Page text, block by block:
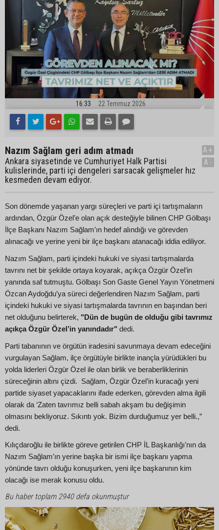
16:33 22 Temmuz 2026
Nazım Sağlam geri adım atmadı
Ankara siyasetinde ve Cumhuriyet Halk Partisi
kulislerinde, parti içi dengeleri sarsacak gelişmeler hız
kesmeden devam ediyor.
A+
A-
Son dönemde yaşanan yargı süreçleri ve parti içi tartışmaların
ardından, Özgür Özel’e olan açık desteğiyle bilinen CHP Gölbaşı
İlçe Başkanı Nazım Sağlam’ın hedef alındığı ve görevden
alınacağı ve yerine yeni bir ilçe başkanı atanacağı iddia ediliyor.
Nazım Sağlam, parti içindeki hukuki ve siyasi tartışmalarda
tavrını net bir şekilde ortaya koyarak, açıkça Özgür Özel’in
yanında saf tutmuştu. Gölbaşı Son Gaste Genel Yayın Yönetmeni
Özcan Aydoğdu’ya süreci değerlendiren Nazım Sağlam, parti
içindeki hukuki ve siyasi tartışmalarda tavrının en başından beri
net olduğunu belirterek, "Dün de bugün de olduğu gibi tavrımız
açıkça Özgür Özel’in yanındadır" dedi.
Parti tabanının ve örgütün iradesini savunmaya devam edeceğini
vurgulayan Sağlam, ilçe örgütüyle birlikte inançla yürüdükleri bu
yolda liderleri Özgür Özel ile olan birlik ve beraberliklerinin
süreceğinin altını çizdi. Sağlam, Özgür Özel’in kuracağı yeni
partide siyaset yapacaklarını ifade ederken, görevden alma ilgili
olarak da ‘Zaten tavrımız belli sabah akşam bu değişimin
olmasını bekliyoruz. Sıkıntı yok. Bizim durduğumuz yer belli.,”
dedi.
Kılıçdaroğlu ile birlikte göreve getirilen CHP İL Başkanlığı’nın da
Nazım Sağlam’ın yerine başka bir ismi ilçe başkanı yapma
yönünde tavrı olduğu konuşurken, yeni ilçe başkanının kim
olacağı ise merak konusu oldu.
Bu haber toplam 2940 defa okunmuştur